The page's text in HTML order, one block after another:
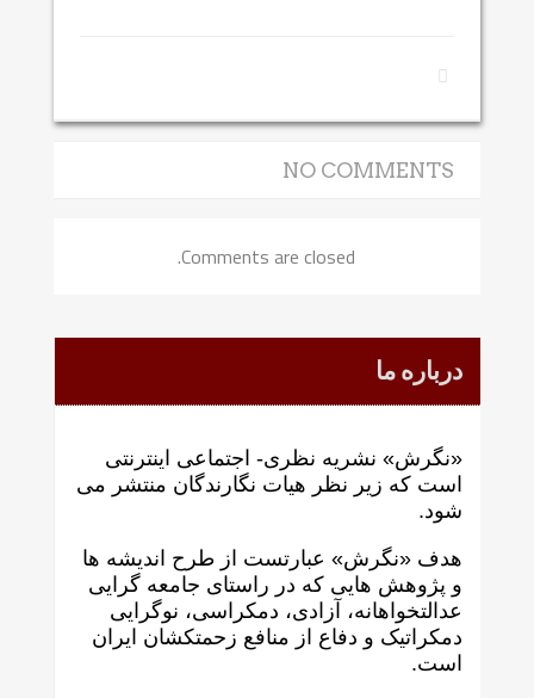
NO COMMENTS
Comments are closed.
درباره ما
«نگرش» نشریه نظری- اجتماعی اینترنتی
است که زير نظر هيات نگارندگان منتشر می
شود.
هدف «نگرش» عبارتست از طرح انديشه ها
و پژوهش هايی که در راستای جامعه گرايی
عدالتخواهانه، آزادی، دمکراسی، نوگرايی
دمکراتيک و دفاع از منافع زحمتکشان ايران
است.